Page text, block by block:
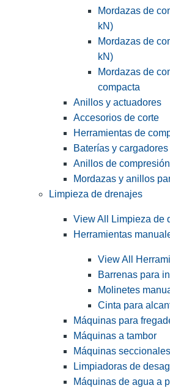
Mordazas de
kN)
Mordazas de
kN)
Mordazas de
compacta
Anillos y actuadores
Accesorios de corte
Herramientas de
Baterías y cargadores
Anillos de compresión
Mordazas y anillos
Limpieza de drenajes
View All Limpieza de
Herramientas
View All
Barrenas para
Molinetes
Cinta para
Máquinas para
Máquinas a tambor
Máquinas seccionales
Limpiadoras de
Máquinas de agua a